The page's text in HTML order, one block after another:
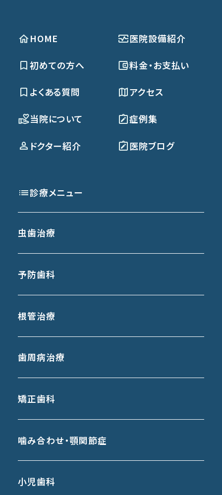
HOME
初めての方へ
よくある質問
当院について
ドクター紹介
医院設備紹介
料金・お支払い
アクセス
症例集
医院ブログ
診療メニュー
虫歯治療
予防歯科
根管治療
歯周病治療
矯正歯科
噛み合わせ・顎関節症
小児歯科